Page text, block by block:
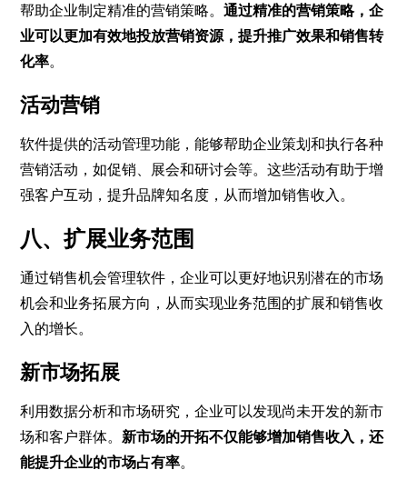
帮助企业制定精准的营销策略。通过精准的营销策略，企
业可以更加有效地投放营销资源，提升推广效果和销售转
化率。
活动营销
软件提供的活动管理功能，能够帮助企业策划和执行各种
营销活动，如促销、展会和研讨会等。这些活动有助于增
强客户互动，提升品牌知名度，从而增加销售收入。
八、扩展业务范围
通过销售机会管理软件，企业可以更好地识别潜在的市场
机会和业务拓展方向，从而实现业务范围的扩展和销售收
入的增长。
新市场拓展
利用数据分析和市场研究，企业可以发现尚未开发的新市
场和客户群体。新市场的开拓不仅能够增加销售收入，还
能提升企业的市场占有率。